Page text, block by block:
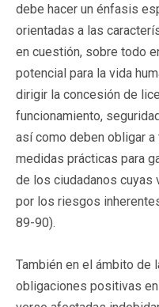
debe hacer un énfasis
orientadas a las
en cuestión, sobre todo
potencial para la vida
dirigir la concesión de
funcionamiento,
así como deben obligar
medidas prácticas para
de los ciudadanos cuyas
por los riesgos
89-90).
También en el ámbito de
obligaciones positivas